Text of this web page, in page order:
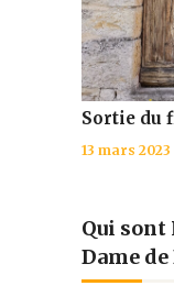
Sortie du
13 mars 2023
Qui sont
Dame de